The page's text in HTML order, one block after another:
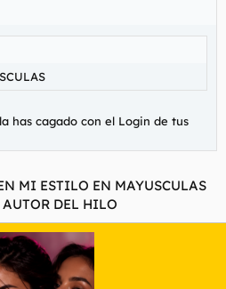
has cagado con el Login de tus
MI ESTILO EN MAYUSCULAS
DEL HILO